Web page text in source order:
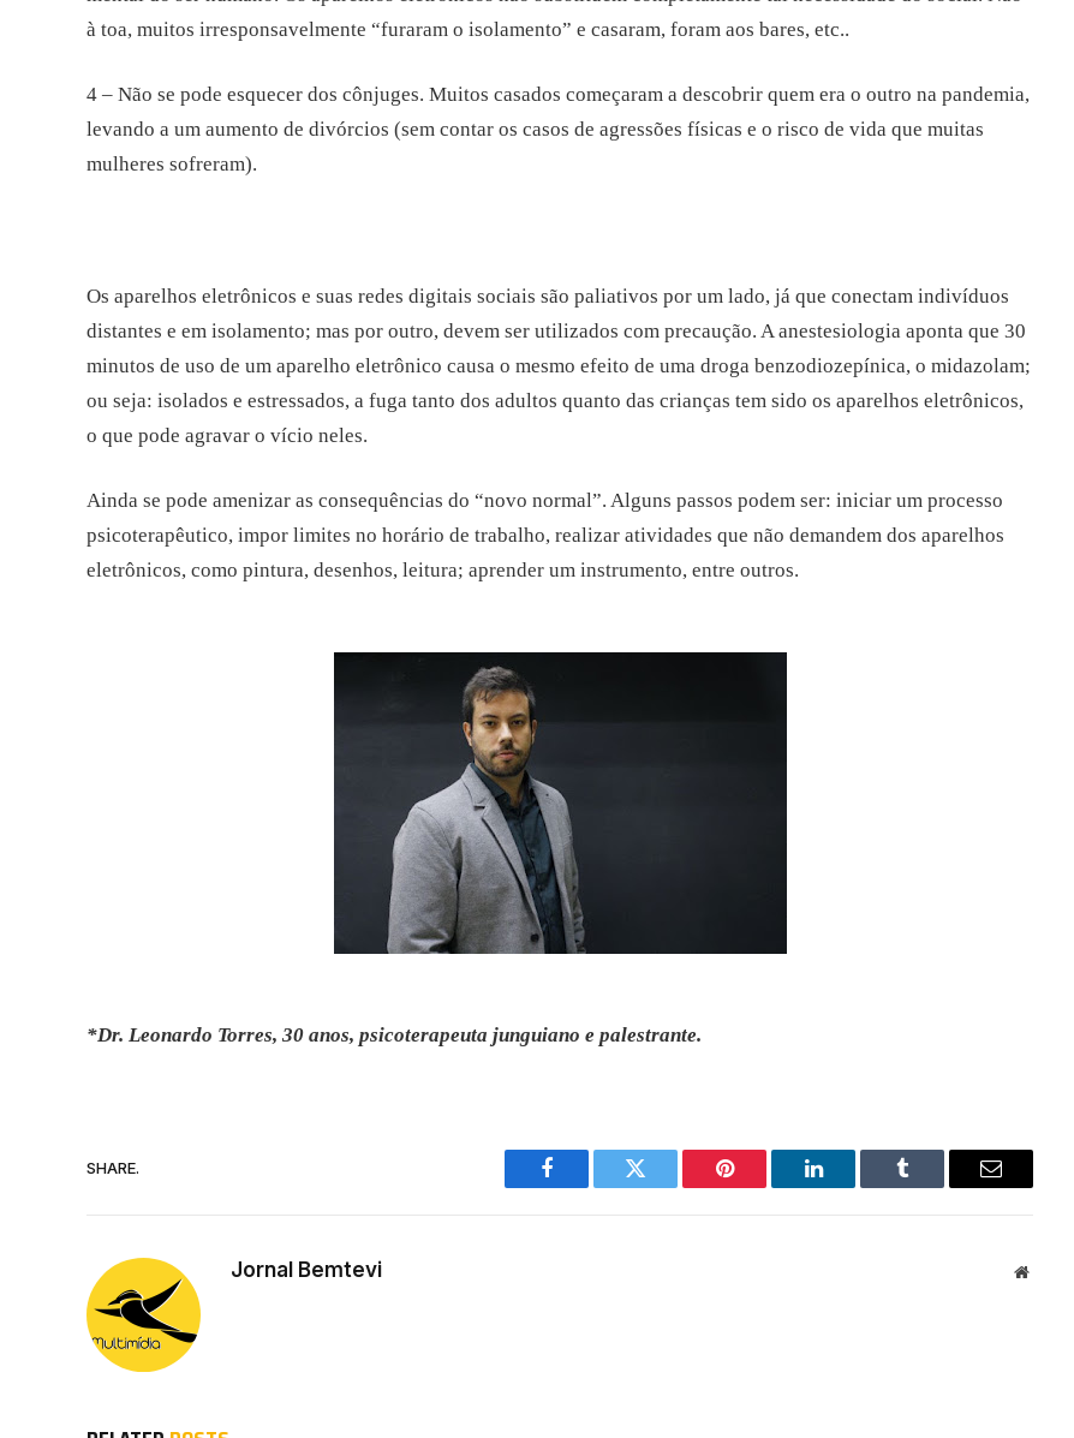
à toa, muitos irresponsavelmente “furaram o isolamento” e casaram, foram aos bares, etc..
4 – Não se pode esquecer dos cônjuges. Muitos casados começaram a descobrir quem era o outro na pandemia,
levando a um aumento de divórcios (sem contar os casos de agressões físicas e o risco de vida que muitas
mulheres sofreram).
Os aparelhos eletrônicos e suas redes digitais sociais são paliativos por um lado, já que conectam indivíduos
distantes e em isolamento; mas por outro, devem ser utilizados com precaução. A anestesiologia aponta que 30
minutos de uso de um aparelho eletrônico causa o mesmo efeito de uma droga benzodiozepínica, o midazolam;
ou seja: isolados e estressados, a fuga tanto dos adultos quanto das crianças tem sido os aparelhos eletrônicos,
o que pode agravar o vício neles.
Ainda se pode amenizar as consequências do “novo normal”. Alguns passos podem ser: iniciar um processo
psicoterapêutico, impor limites no horário de trabalho, realizar atividades que não demandem dos aparelhos
eletrônicos, como pintura, desenhos, leitura; aprender um instrumento, entre outros.
*Dr. Leonardo Torres, 30 anos, psicoterapeuta junguiano e palestrante.
SHARE.
Facebook Twitter Pinterest LinkedIn Tumblr Email
Jornal Bemtevi Website